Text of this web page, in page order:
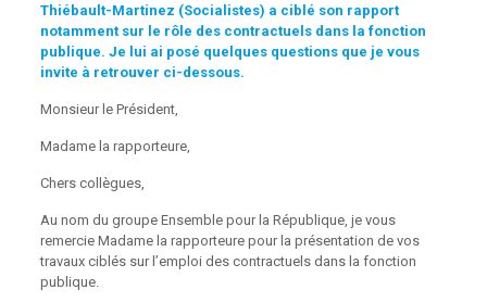
Thiébault-Martinez (Socialistes) a ciblé son rapport
notamment sur le rôle des contractuels dans la fonction
publique. Je lui ai posé quelques questions que je vous
invite à retrouver ci-dessous.
Monsieur le Président,
Madame la rapporteure,
Chers collègues,
Au nom du groupe Ensemble pour la République, je vous
remercie Madame la rapporteure pour la présentation de vos
travaux ciblés sur l’emploi des contractuels dans la fonction
publique.